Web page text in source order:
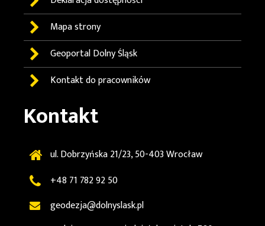
Mapa strony
GeoportalDolny Śląsk
Kontakt do pracowników
Kontakt
ul. Dobrzyńska 21/23, 50-403 Wrocław
+48 71 782 92 50
geodezja@dolnyslask.pl